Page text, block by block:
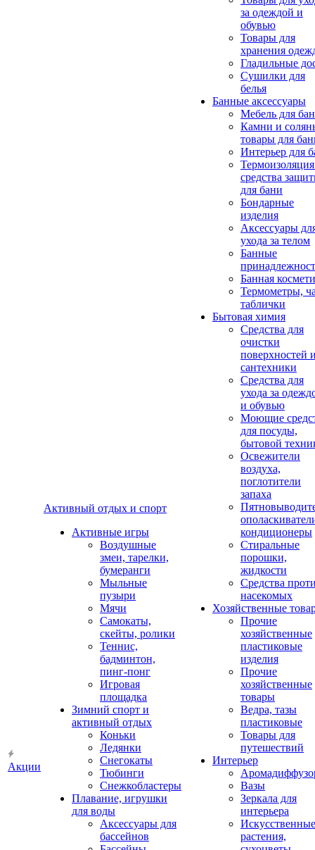
Акции
Активный отдых и спорт
Активные игры
Воздушные
змеи, тарелки,
бумеранги
Мыльные
пузыри
Мячи
Самокаты,
скейты, ролики
Теннис,
бадминтон,
пинг-понг
Игровая
площадка
Зимний спорт и
активный отдых
Коньки
Ледянки
Снегокаты
Тюбинги
Снежкобластеры
Плавание, игрушки
для воды
Аксессуары для
бассейнов
за одеждой и
обувью
Товары для
хранения
Гладильные
Сушилки для
белья
Банные аксессуары
Мебель для
Камни и
товары для
Интерьер для
средства
для бани
Бондарные
изделия
Аксеcсуары
ухода за телом
Банные
Банная
Термометры,
таблички
Бытовая химия
Средства для
очистки
поверхностей
сантехники
Средства для
ухода за
и обувью
Моющие
для посуды,
бытовой
Освежители
воздуха,
поглотители
запаха
кондиционеры
Стиральные
порошки,
жидкости
Средства
насекомых
Хозяйственные
Прочие
хозяйственные
пластиковые
изделия
Прочие
хозяйственные
товары
Ведра, тазы
пластиковые
Товары для
путешествий
Интерьер
Вазы
Зеркала для
интерьера
Искусственные
растения,